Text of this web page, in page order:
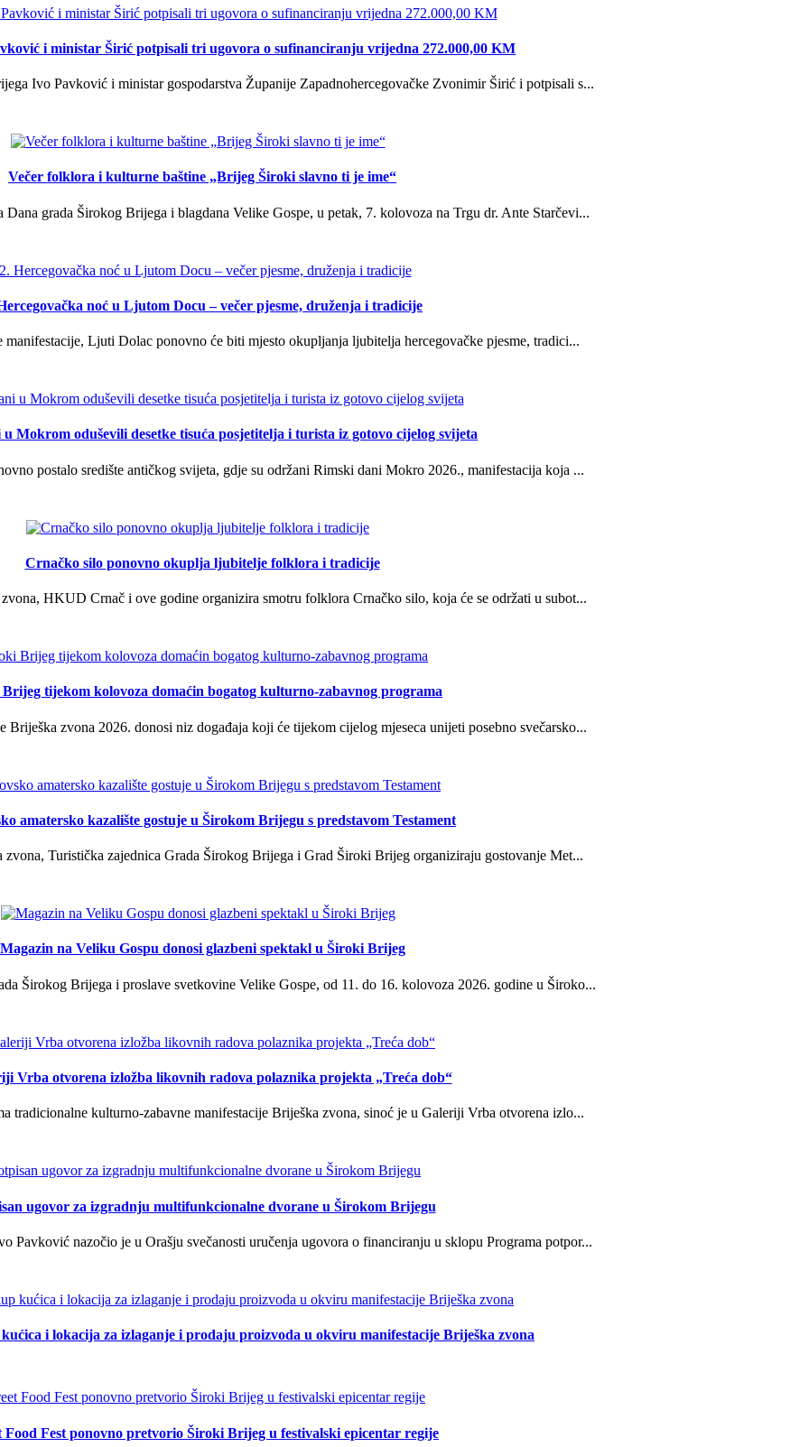
i ministar Širić potpisali tri ugovora o sufinanciranju vrijedna 272.000,00 KM
Ivo Pavković i ministar gospodarstva Županije Zapadnohercegovačke Zvonimir Širić i potpisali s...
Večer folklora i kulturne baštine „Brijeg Široki slavno ti je ime“
grada Širokog Brijega i blagdana Velike Gospe, u petak, 7. kolovoza na Trgu dr. Ante Starčevi...
noć u Ljutom Docu – večer pjesme, druženja i tradicije
manifestacije, Ljuti Dolac ponovno će biti mjesto okupljanja ljubitelja hercegovačke pjesme, tradici...
Mokrom oduševili desetke tisuća posjetitelja i turista iz gotovo cijelog svijeta
postalo središte antičkog svijeta, gdje su održani Rimski dani Mokro 2026., manifestacija koja ...
Crnačko silo ponovno okuplja ljubitelje folklora i tradicije
HKUD Crnač i ove godine organizira smotru folklora Crnačko silo, koja će se održati u subot...
tijekom kolovoza domaćin bogatog kulturno-zabavnog programa
Briješka zvona 2026. donosi niz događaja koji će tijekom cijelog mjeseca unijeti posebno svečarsko...
amatersko kazalište gostuje u Širokom Brijegu s predstavom Testament
Turistička zajednica Grada Širokog Brijega i Grad Široki Brijeg organiziraju gostovanje Met...
Magazin na Veliku Gospu donosi glazbeni spektakl u Široki Brijeg
Širokog Brijega i proslave svetkovine Velike Gospe, od 11. do 16. kolovoza 2026. godine u Široko...
Vrba otvorena izložba likovnih radova polaznika projekta „Treća dob“
tradicionalne kulturno-zabavne manifestacije Briješka zvona, sinoć je u Galeriji Vrba otvorena izlo...
ugovor za izgradnju multifunkcionalne dvorane u Širokom Brijegu
Pavković nazočio je u Orašju svečanosti uručenja ugovora o financiranju u sklopu Programa potpor...
i lokacija za izlaganje i prodaju proizvoda u okviru manifestacije Briješka zvona
Food Fest ponovno pretvorio Široki Brijeg u festivalski epicentar regije